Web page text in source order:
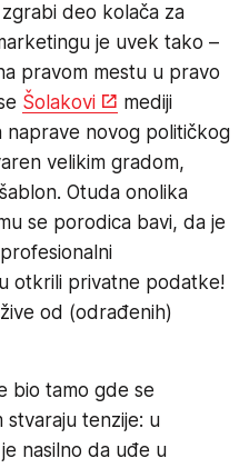
deo kolača za
je uvek tako –
pravom mestu u pravo
Šolakovi
mediji
naprave novog političkog
velikim gradom,
Otuda onolika
se porodica bavi, da je
otkrili privatne podatke!
od (odrađenih)
bio tamo gde se
stvaraju tenzije: u
nasilno da uđe u